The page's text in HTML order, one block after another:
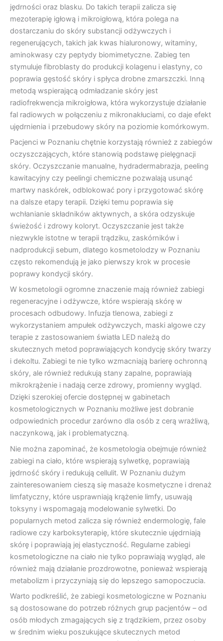
jędrności oraz blasku. Do takich terapii zalicza się
mezoterapię igłową i mikroigłową, która polega na
dostarczaniu do skóry substancji odżywczych i
regenerujących, takich jak kwas hialuronowy, witaminy,
aminokwasy czy peptydy biomimetyczne. Zabieg ten
stymuluje fibroblasty do produkcji kolagenu i elastyny, co
poprawia gęstość skóry i spłyca drobne zmarszczki. Inną
metodą wspierającą odmładzanie skóry jest
radiofrekwencja mikroigłowa, która wykorzystuje działanie
fal radiowych w połączeniu z mikronakłuciami, co daje efekt
ujędrnienia i przebudowy skóry na poziomie komórkowym.
Pacjenci w Poznaniu chętnie korzystają również z zabiegów
oczyszczających, które stanowią podstawę pielęgnacji
skóry. Oczyszczanie manualne, hydradermabrazja, peeling
kawitacyjny czy peelingi chemiczne pozwalają usunąć
martwy naskórek, odblokować pory i przygotować skórę
na dalsze etapy terapii. Dzięki temu poprawia się
wchłanianie składników aktywnych, a skóra odzyskuje
świeżość i zdrowy koloryt. Oczyszczanie jest także
niezwykle istotne w terapii trądziku, zaskórników i
nadprodukcji sebum, dlatego kosmetolodzy w Poznaniu
często rekomendują je jako pierwszy krok w procesie
poprawy kondycji skóry.
W kosmetologii ogromne znaczenie mają również zabiegi
regeneracyjne i odżywcze, które wspierają skórę w
procesach odbudowy. Infuzja tlenowa, zabiegi z
wykorzystaniem ampułek odżywczych, maski algowe czy
terapie z zastosowaniem światła LED należą do
skutecznych metod poprawiających kondycję skóry twarzy
i dekoltu. Zabiegi te nie tylko wzmacniają barierę ochronną
skóry, ale również redukują stany zapalne, poprawiają
mikrokrążenie i nadają cerze zdrowy, promienny wygląd.
Dzięki szerokiej ofercie dostępnej w gabinetach
kosmetologicznych w Poznaniu możliwe jest dobranie
odpowiednich procedur zarówno dla osób z cerą wrażliwą,
naczynkową, jak i problematyczną.
Nie można zapominać, że kosmetologia obejmuje również
zabiegi na ciało, które wspierają sylwetkę, poprawiają
jędrność skóry i redukują cellulit. W Poznaniu dużym
zainteresowaniem cieszą się masaże kosmetyczne i drenaż
limfatyczny, które usprawniają krążenie limfy, usuwają
toksyny i wspomagają modelowanie sylwetki. Do
popularnych metod zalicza się również endermologię, fale
radiowe czy karboksyterapię, które skutecznie ujędrniają
skórę i poprawiają jej elastyczność. Regularne zabiegi
kosmetologiczne na ciało nie tylko poprawiają wygląd, ale
również mają działanie prozdrowotne, ponieważ wspierają
metabolizm i przyczyniają się do lepszego samopoczucia.
Warto podkreślić, że zabiegi kosmetologiczne w Poznaniu
są dostosowane do potrzeb różnych grup pacjentów – od
osób młodych zmagających się z trądzikiem, przez osoby
w średnim wieku poszukujące skutecznych metod